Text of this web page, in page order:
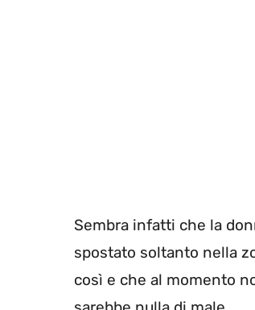
Sembra infatti che la
spostato soltanto nella
così e che al momento